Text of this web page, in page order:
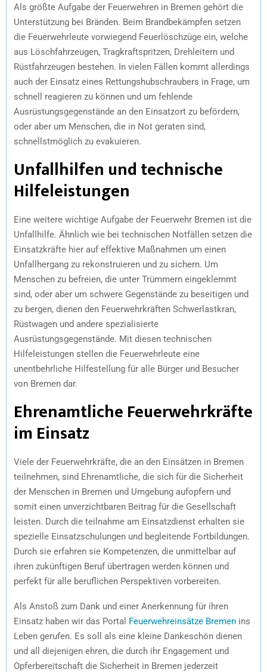
Als größte Aufgabe der Feuerwehren in Bremen gehört die
Unterstützung bei Bränden. Beim Brandbekämpfen setzen
die Feuerwehrleute vorwiegend Feuerlöschzüge ein, welche
aus Löschfahrzeugen, Tragkraftspritzen, Drehleitern und
Rüstfahrzeugen bestehen. In vielen Fällen kommt allerdings
auch der Einsatz eines Rettungshubschraubers in Frage, um
schnell reagieren zu können und um fehlende
Ausrüstungsgegenstände an den Einsatzort zu befördern,
oder aber um Menschen, die in Not geraten sind,
schnellstmöglich zu evakuieren.
Unfallhilfen und technische
Hilfeleistungen
Eine weitere wichtige Aufgabe der Feuerwehr Bremen ist die
Unfallhilfe. Ähnlich wie bei technischen Notfällen setzen die
Einsatzkräfte hier auf effektive Maßnahmen um einen
Unfallhergang zu rekonstruieren und zu sichern. Um
Menschen zu befreien, die unter Trümmern eingeklemmt
sind, oder aber um schwere Gegenstände zu beseitigen und
zu bergen, dienen den Feuerwehrkräften Schwerlastkran,
Rüstwagen und andere spezialisierte
Ausrüstungsgegenstände. Mit diesen technischen
Hilfeleistungen stellen die Feuerwehrleute eine
unentbehrliche Hilfestellung für alle Bürger und Besucher
von Bremen dar.
Ehrenamtliche Feuerwehrkräfte
im Einsatz
Viele der Feuerwehrkräfte, die an den Einsätzen in Bremen
teilnehmen, sind Ehrenamtliche, die sich für die Sicherheit
der Menschen in Bremen und Umgebung aufopfern und
somit einen unverzichtbaren Beitrag für die Gesellschaft
leisten. Durch die teilnahme am Einsatzdienst erhalten sie
spezielle Einsatzschulungen und begleitende Fortbildungen.
Durch sie erfahren sie Kompetenzen, die unmittelbar auf
ihren zukünftigen Beruf übertragen werden können und
perfekt für alle beruflichen Perspektiven vorbereiten.
Als Anstoß zum Dank und einer Anerkennung für ihren
Einsatz haben wir das Portal Feuerwehreinsätze Bremen ins
Leben gerufen. Es soll als eine kleine Dankeschön dienen
und all diejenigen ehren, die durch ihr Engagement und
Opferbereitschaft die Sicherheit in Bremen jederzeit